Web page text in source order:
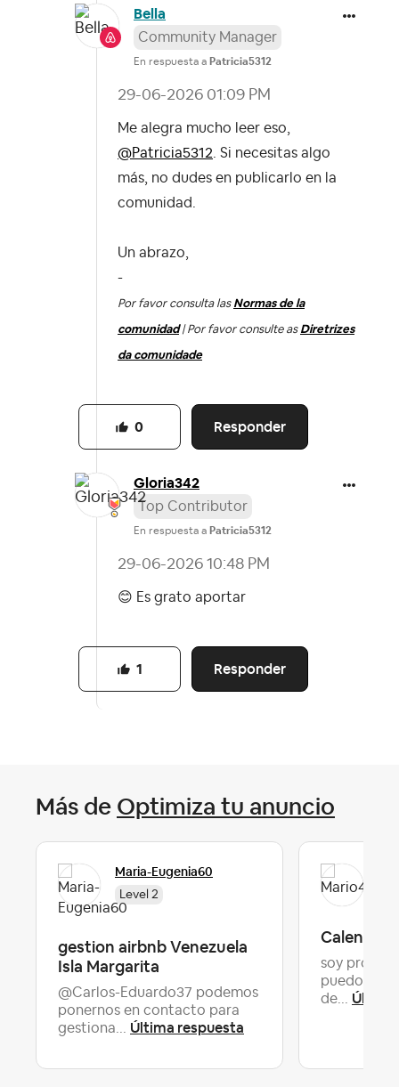
Bella
Community Manager
En respuesta a Patricia5312
‎29-06-2026 01:09 PM
Me alegra mucho leer eso,
@Patricia5312 . Si necesitas algo
más, no dudes en publicarlo en la
comunidad.
Un abrazo,
-
Por favor consulta las Normas de la
comunidad| Por favor consulte as Diretrizes
da comunidade
Responder
0
Gloria342
Top Contributor
En respuesta a Patricia5312
‎29-06-2026 10:48 PM
😊 Es grato aportar
Responder
1
Más de Optimiza tu anuncio
Maria-Eugenia60
Level 2
gestion airbnb Venezuela
Isla Margarita
@Carlos-Eduardo37 podemos
ponernos en contacto para
gestiona... Última respuesta
soy
puedo
de...